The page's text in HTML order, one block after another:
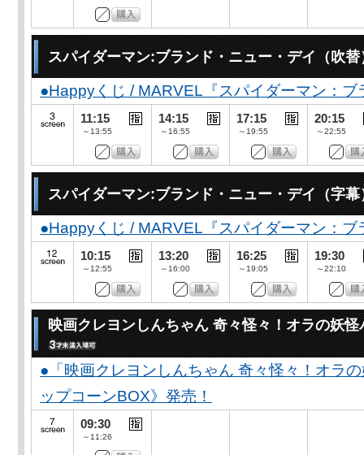
スパイダーマン:ブランド・ニュー・デイ（吹替
●Happyくじ / MARVEL『スパイダーマン：
11:15
～13:55
14:15
～16:55
17:15
～19:55
20:15
～22:55
スパイダーマン:ブランド・ニュー・デイ（字幕
●Happyくじ / MARVEL『スパイダーマン：
10:15
～12:55
13:20
～16:00
16:25
～19:05
19:30
～22:10
映画クレヨンしんちゃん 奇々怪々！オラの妖怪
●「映画クレヨンしんちゃん 奇々怪々！オラ
ップコーンBOX》発売！
09:30
～11:26